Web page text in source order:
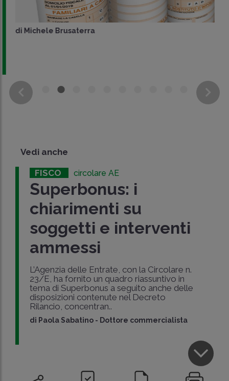
diMichele Brusaterra
Vedi anche
FISCO circolare AE
Superbonus: i
chiarimenti su
soggetti e interventi
ammessi
L’Agenzia delle Entrate, con la Circolare n.
23/E, ha fornito un quadro riassuntivo in
tema di Superbonus a seguito anche delle
disposizioni contenute nel Decreto
Rilancio, concentran..
di Paola Sabatino - Dottore commercialista